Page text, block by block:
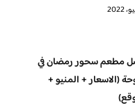
مطعم سحور رمضان في
(الاسعار + المنيو +